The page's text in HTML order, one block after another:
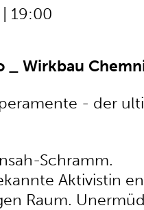
19:00
_ Wirkbau
- der
Schramm.
Aktivistin
Raum.